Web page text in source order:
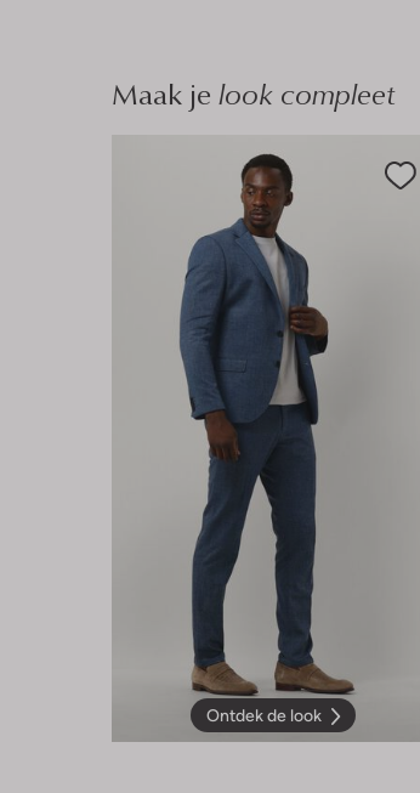
Maak je look compleet
Ontdek de look